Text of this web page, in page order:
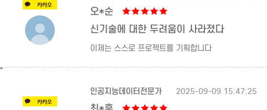
오*순
신기술에 대한 두려움이 사라졌다
이제는 스스로 프로젝트를 기획합니다
"
인공지능데이터전문가 2025-09-09 15:47:25